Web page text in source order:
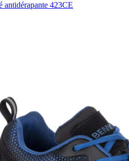
antidérapante 423CE